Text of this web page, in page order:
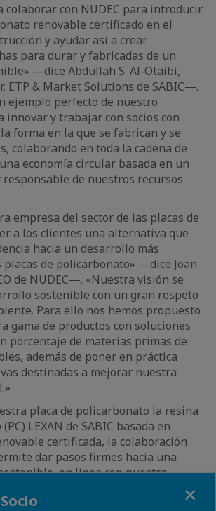
colaborar con NUDEC para introducir
renovable certificado en el
y ayudar así a crear
para durar y fabricadas de un
—dice Abdullah S. Al-Otaibi,
ETP & Market Solutions de SABIC—.
ejemplo perfecto de nuestro
innovar y trabajar con socios con
forma en la que se fabrican y se
colaborando en toda la cadena de
economía circular basada en un
de nuestros recursos
empresa del sector de las placas de
a los clientes una alternativa que
hacia un desarrollo más
de policarbonato» —dice Joan
de NUDEC—. «Nuestra visión se
sostenible con un gran respeto
Para ello nos hemos propuesto
gama de productos con soluciones
porcentaje de materias primas de
además de poner en práctica
destinadas a mejorar nuestra
placa de policarbonato la resina
LEXAN de SABIC basada en
certificada, la colaboración
dar pasos firmes hacia una
en línea con nuestra
de sostenibilidad,» concluye